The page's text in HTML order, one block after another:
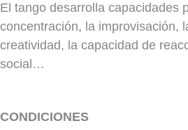
El tango desarrolla capacidades
concentración, la improvisación,
creatividad, la capacidad de
social…
CONDICIONES